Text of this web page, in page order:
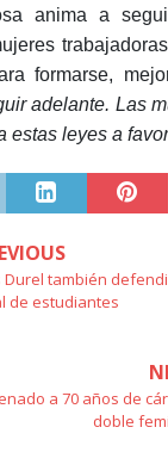
anima a
formarse,
adelante. Las
estas leyes a
Durel también
de estudiantes
a 70 años de
doble